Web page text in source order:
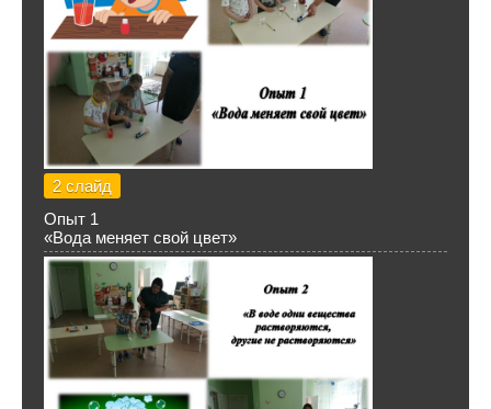
2 слайд
Опыт 1
«Вода меняет свой цвет»